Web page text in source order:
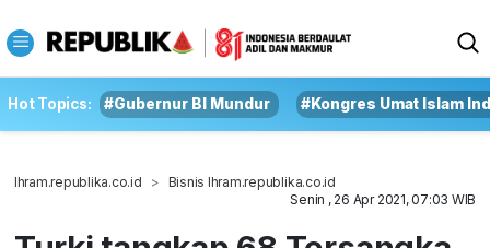
Hot Topics: #Gubernur BI Mundur #Kongres Umat Islam
Ihram.republika.co.id
Bisnis Ihram.republika.co.id
Senin , 26 Apr 2021, 07:03 WIB